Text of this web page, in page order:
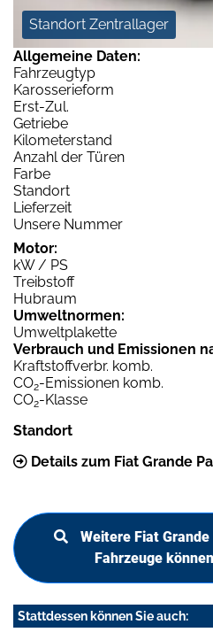
Standort Zentrallager
Allgemeine Daten:
Fahrzeugtyp
Karosserieform
Erst-Zul.
Getriebe
Kilometerstand
Anzahl der Türen
Farbe
Standort
Lieferzeit
Unsere Nummer
Motor:
kW / PS
Treibstoff
Hubraum
Umweltnormen:
Umweltplakette
Verbrauch und Emissionen
Kraftstoffverbr. komb.
CO2-Emissionen komb.
CO2-Klasse
Standort
Details zum Fiat Grande
Weitere Fiat
Fahrzeuge
Stattdessen können Sie auch: